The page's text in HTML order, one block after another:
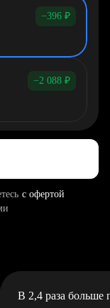
−396 ₽
−2 088 ₽
с офертой
В 2,4 раза больше